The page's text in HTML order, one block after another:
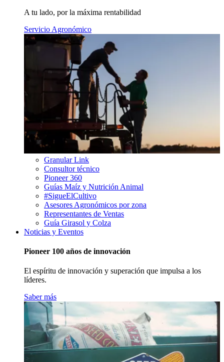
A tu lado, por la máxima rentabilidad
Servicio Agronómico
Granular Link
Consultor técnico
Pioneer 360
Guías Maíz y Nutrición Animal
#SigueElCultivo
Asesores Agronómicos por zona
Representantes de Ventas
Guía Girasol y Colza
Noticias y Eventos
Pioneer 100 años de innovación
El espíritu de innovación y superación que impulsa a los
líderes.
Saber más